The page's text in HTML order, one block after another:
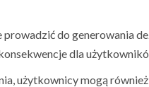
prowadzić do generowania
dla
użytkownicy mogą